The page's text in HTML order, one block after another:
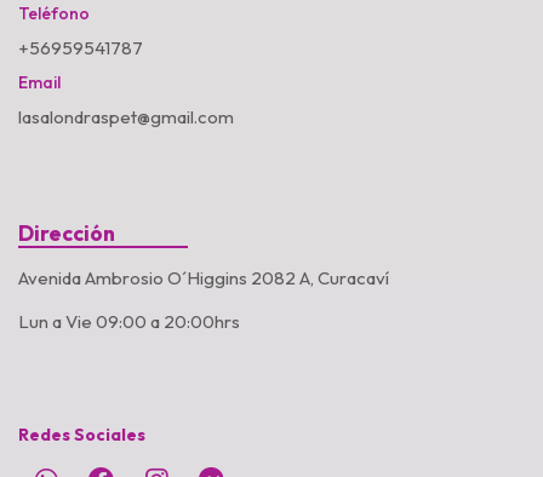
Teléfono
+56959541787
Email
lasalondraspet@gmail.com
Dirección
Avenida Ambrosio O´Higgins 2082 A, Curacaví
Lun a Vie 09:00 a 20:00hrs
Redes Sociales